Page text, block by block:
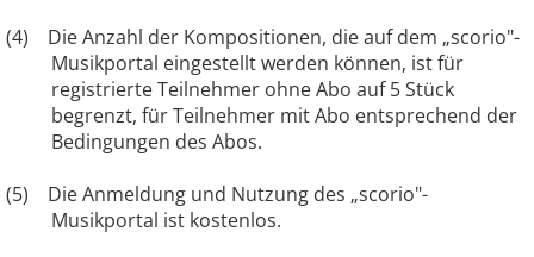
(4) Die Anzahl der Kompositionen, die auf dem „scorio"-
Musikportal eingestellt werden können, ist für
registrierte Teilnehmer ohne Abo auf 5 Stück
begrenzt, für Teilnehmer mit Abo entsprechend der
Bedingungen des Abos.
(5) Die Anmeldung und Nutzung des „scorio"-
Musikportal ist kostenlos.